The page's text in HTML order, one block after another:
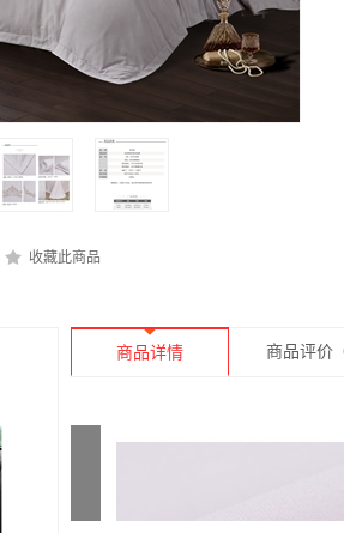
收藏此商品
商品详情 商品评价